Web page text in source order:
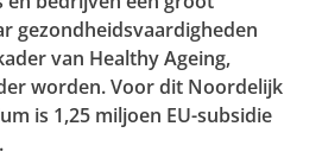
gezondheidsvaardigheden
van Healthy Ageing,
worden. Voor dit Noordelijk
is 1,25 miljoen EU-subsidie